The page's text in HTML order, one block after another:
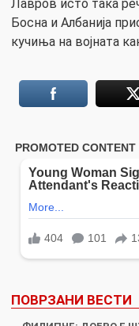
Лавров исто така
Босна и Албанија
кучиња на војната
ПОВРЗАНИ ВЕСТИ